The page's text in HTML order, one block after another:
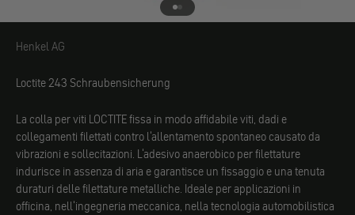
Vai all'elemento 1
Vai all'elemento 2
Henkel AG
Henkel AG
Loctite 243 Schraubensicherung
La colla per viti LOCTITE fissa in modo affidabile viti, dadi e
collegamenti filettati contro l'allentamento spontaneo causato da
vibrazioni e sollecitazioni. L'adesivo anaerobico per filettature
indurisce in assenza di aria e garantisce un fissaggio e una tenuta
duraturi delle filettature metalliche. Ideale per applicazioni in
officina, nell'ingegneria meccanica, nella tecnologia automobilistica